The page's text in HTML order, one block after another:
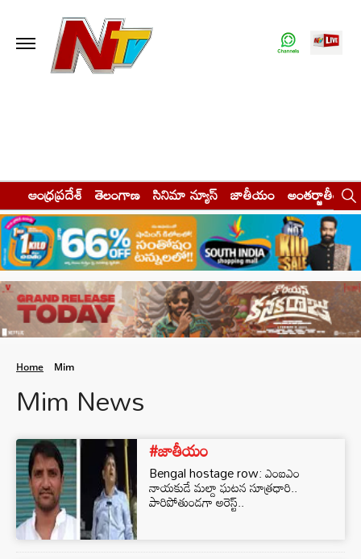
ఆంధ్రప్రదేశ్ తెలంగాణ సినిమా న్యూస్ జాతీయం అంతర్జాతీయం
Home Mim
Mim News
#జాతీయం
Bengal hostage row: ఎంఐఎం
నాయకుడే మల్దా ఘటన సూత్రధారి..
పారిపోతుండగా అరెస్ట్..